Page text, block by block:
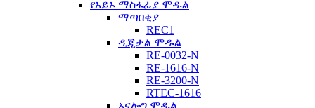
የአይኦ ማስፋፊያ ሞዱል
ማጣበቂያ
REC1
ዲጂታል ሞዱል
RE-0032-N
RE-1616-N
RE-3200-N
RTEC-1616
አናሎግ ሞዱል